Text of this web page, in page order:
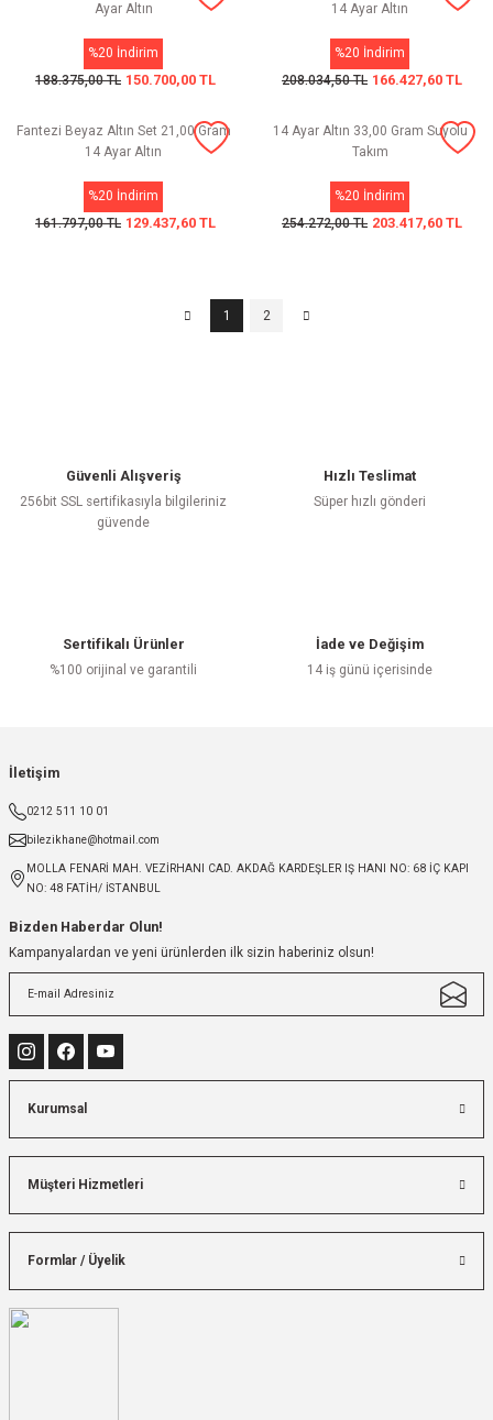
Ayar Altın
%20 İndirim
188.375,00 TL 150.700,00 TL
14 Ayar Altın
%20 İndirim
208.034,50 TL 166.427,60 TL
Fantezi Beyaz Altın Set 21,00 Gram
14 Ayar Altın
%20 İndirim
161.797,00 TL 129.437,60 TL
14 Ayar Altın 33,00 Gram Suyolu
Takım
%20 İndirim
254.272,00 TL 203.417,60 TL
1 2
Güvenli Alışveriş
256bit SSL sertifikasıyla bilgileriniz
güvende
Hızlı Teslimat
Süper hızlı gönderi
Sertifikalı Ürünler
%100 orijinal ve garantili
İade ve Değişim
14 iş günü içerisinde
İletişim
0212 511 10 01
bilezikhane@hotmail.com
MOLLA FENARİ MAH. VEZİRHANI CAD. AKDAĞ KARDEŞLER IŞ HANI NO: 68 İÇ KAPI
NO: 48 FATİH/ İSTANBUL
Bizden Haberdar Olun!
Kampanyalardan ve yeni ürünlerden ilk sizin haberiniz olsun!
Kurumsal
Müşteri Hizmetleri
Formlar / Üyelik